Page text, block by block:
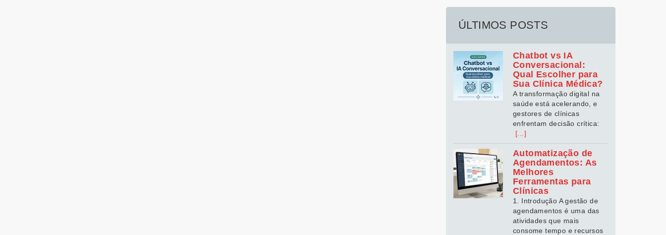
ÚLTIMOS POSTS
Chatbot vs IA
Conversacional:
Qual Escolher para
Sua Clínica Médica?
A transformação digital na
saúde está acelerando, e
gestores de clínicas
enfrentam decisão crítica:
[...]
Automatização de
Agendamentos: As
Melhores
Ferramentas para
Clínicas
1. Introdução A gestão de
agendamentos é uma das
atividades que mais
consome tempo e recursos